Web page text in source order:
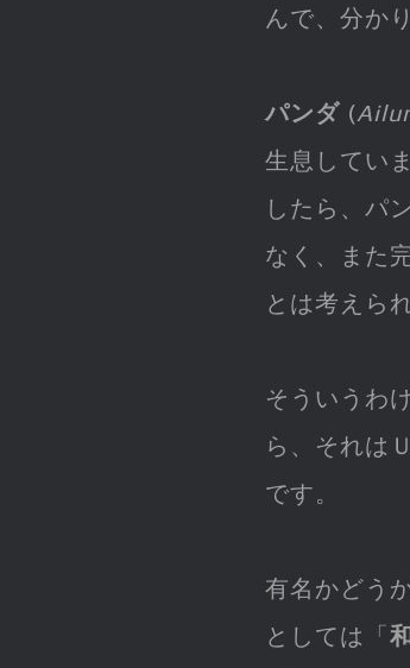
んで、分か
パンダ (
生息してい
したら、パ
なく、また
とは考えら
そういうわ
ら、それは
です。
有名かどう
としては「